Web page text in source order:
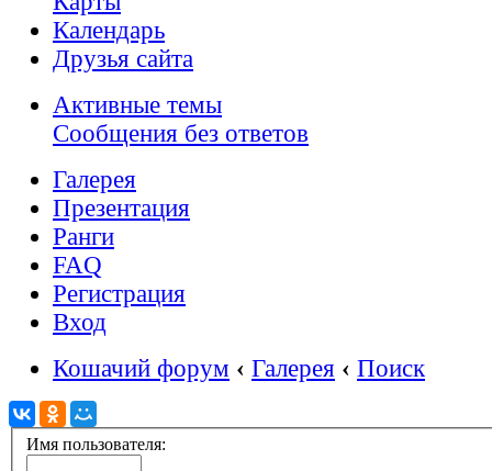
Календарь
Друзья сайта
Активные темы
Сообщения без ответов
Галерея
Презентация
Ранги
FAQ
Регистрация
Вход
Кошачий форум ‹ Галерея ‹ Поиск
Имя пользователя: